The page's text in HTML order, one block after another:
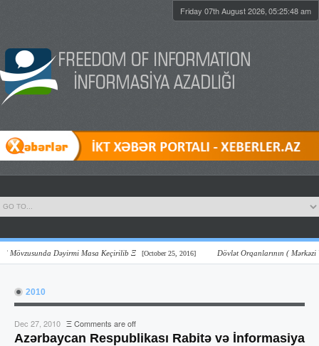
Friday 07th August 2026, 05:25:49 am
Dəyirmi Masa Keçirilib Ξ [October 25, 2016] Dövlət Orqanlarının ( Mərkəzi Və
2010
Dec 27, 2010 ΞComments are off
Azərbaycan Respublikası Rabitə və İnformasiya